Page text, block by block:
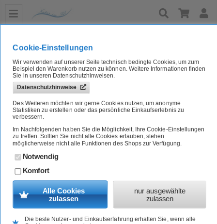
64er-SET Bröckchen Huhn Rind 100g Yarrah Bio Katzenfutter
Artikel-Nr.:4710573_64
Cookie-Einstellungen
Wir verwenden auf unserer Seite technisch bedingte Cookies, um zum
Beispiel den Warenkorb nutzen zu können. Weitere Informationen finden
Sie in unseren Datenschutzhinweisen.
Datenschutzhinweise
Des Weiteren möchten wir gerne Cookies nutzen, um anonyme
Statistiken zu erstellen oder das persönliche Einkaufserlebnis zu
verbessern.
Im Nachfolgenden haben Sie die Möglichkeit, Ihre Cookie-Einstellungen
zu treffen. Sollten Sie nicht alle Cookies erlauben, stehen
möglicherweise nicht alle Funktionen des Shops zur Verfügung.
Notwendig
Komfort
Alle Cookies
zulassen
nur ausgewählte
zulassen
Die beste Nutzer- und Einkaufserfahrung erhalten Sie, wenn alle